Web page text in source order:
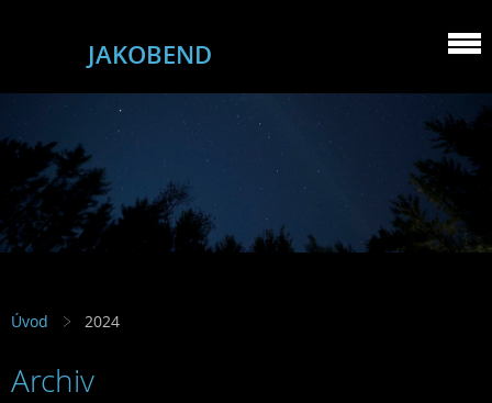
JAKOBEND
Úvod 2024
Archiv